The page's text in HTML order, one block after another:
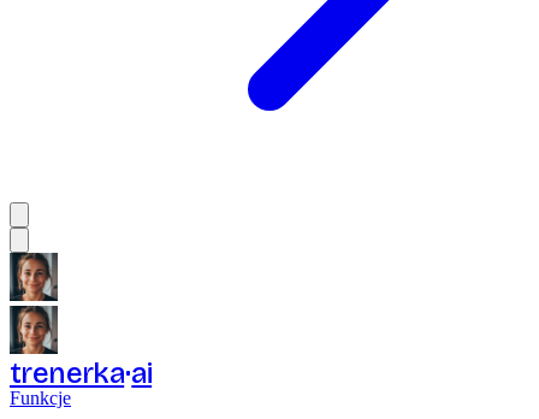
trenerka ai
Funkcje